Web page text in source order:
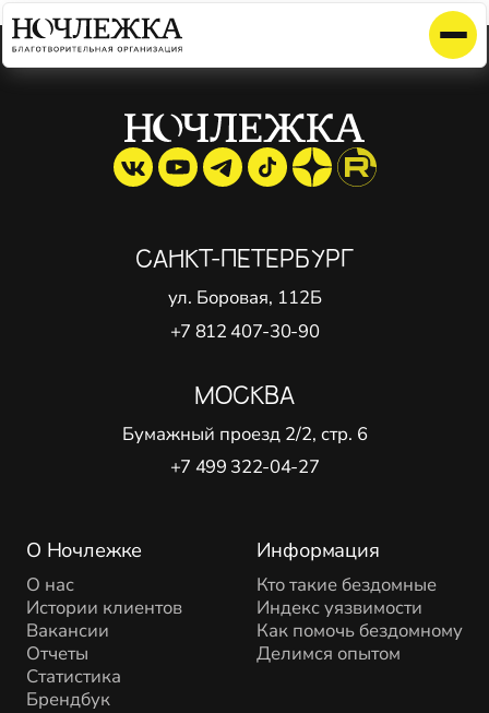
Элемент не найден!
О Ночлежке
О нас
Истории клиентов
Вакансии
Отчеты
Статистика
Брендбук
Информация
Кто такие бездомные
Индекс уязвимости
Как помочь бездомному
Делимся опытом
САНКТ-ПЕТЕРБУРГ
ул. Боровая, 112Б
+7 812 407-30-90
МОСКВА
Бумажный проезд 2/2, стр. 6
+7 499 322-04-27